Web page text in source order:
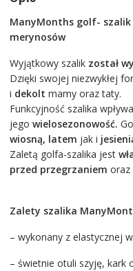
ManyMonths golf- szalik
merynosów
Wyjątkowy szalik został
Dzięki swojej niezwykłej
i dekolt mamy oraz taty.
Funkcyjność szalika
jego wielosezonowość.
wiosną, latem jak i
Zaletą golfa-szalika jest
przed przegrzaniem oraz
Zalety szalika
– wykonany z elastycznej
– świetnie otuli szyję, kark